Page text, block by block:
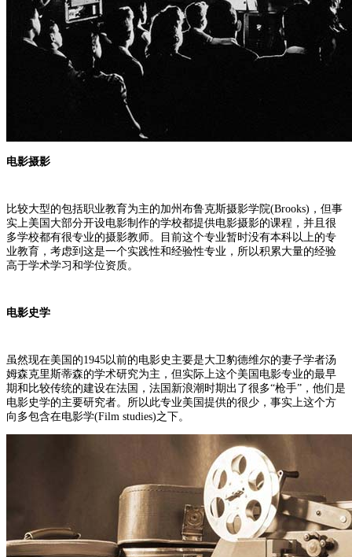
电影摄影
比较大型的包括职业教育为主的加州布鲁克斯摄影学院(Brooks)，但事
实上美国大部分开设电影制作的学校都提供电影摄影的课程，并且很
多学校都有很专业的摄影教师。目前这个专业暂时没有本科以上的专
业教育，考虑到这是一个实践性和经验性专业，所以积累大量的经验
高于学术学习和学位资质。
电影史学
虽然现在美国的1945以前的电影史主要是大卫豹德维尔的妻子学者汤
姆森克里斯蒂森的学术研究为主，但实际上这个美国电影专业的最早
期和比较传统的建设在法国，法国新浪潮时期出了很多“枪手”，他们是
电影史学的主要研究者。所以此专业美国提供的很少，事实上这个方
向多包含在电影学(Film studies)之下。